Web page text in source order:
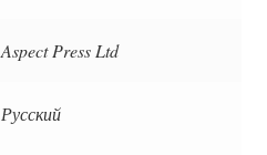
Aspect Press Ltd
Русский